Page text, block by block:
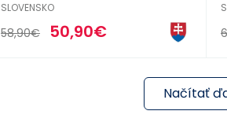
SLOVENSKO
58,90€ 50,90€
Načítať